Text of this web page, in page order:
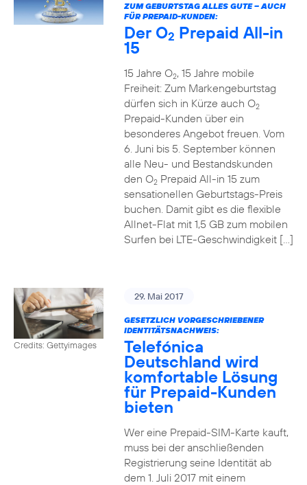
ZUM GEBURTSTAG ALLES GUTE – AUCH
FÜR PREPAID-KUNDEN:
Der O2 Prepaid All-in
15
15 Jahre O2, 15 Jahre mobile
Freiheit: Zum Markengeburtstag
dürfen sich in Kürze auch O2
Prepaid-Kunden über ein
besonderes Angebot freuen. Vom
6. Juni bis 5. September können
alle Neu- und Bestandskunden
den O2Prepaid All-in 15 zum
sensationellen Geburtstags-Preis
buchen. Damit gibt es die flexible
Allnet-Flat mit 1,5 GB zum mobilen
Surfen bei LTE-Geschwindigkeit […]
Credits: Gettyimages
29. Mai 2017
GESETZLICH VORGESCHRIEBENER
IDENTITÄTSNACHWEIS:
Telefónica
Deutschland wird
komfortable Lösung
für Prepaid-Kunden
bieten
Wer eine Prepaid-SIM-Karte kauft,
muss bei der anschließenden
Registrierung seine Identität ab
dem 1. Juli 2017 mit einem